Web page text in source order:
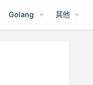
Golang 其他